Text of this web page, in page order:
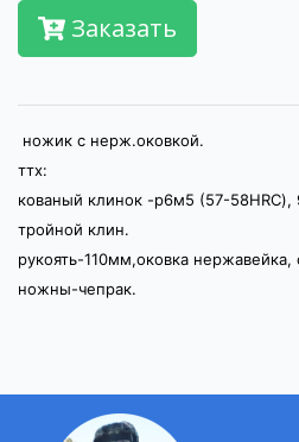
Заказать
ножик с нерж.оковкой.
ттх:
кованый клинок -р6м5 (57-58HRC),
тройной клин.
рукоять-110мм,оковка нержавейка,
ножны-чепрак.